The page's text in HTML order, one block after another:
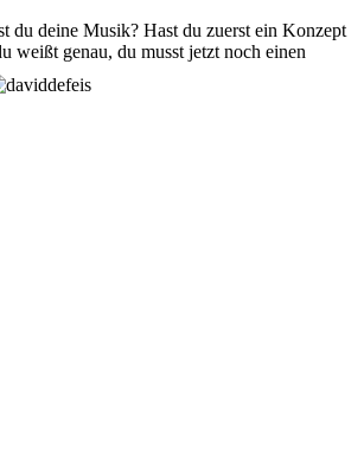
du deine Musik? Hast du zuerst ein Konzept
weißt genau, du musst jetzt noch einen